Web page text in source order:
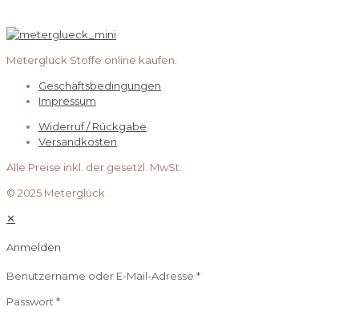
Meterglück Stoffe online kaufen.
Geschäftsbedingungen
Impressum
Widerruf / Rückgabe
Versandkosten
Alle Preise inkl. der gesetzl. MwSt.
© 2025 Meterglück
✕
Anmelden
Benutzername oder E-Mail-Adresse *
Passwort *